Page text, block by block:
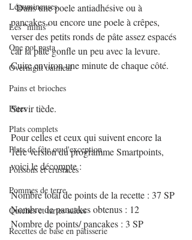
Légumineuses
Les "minis"
One pot pasta
Overnight oatmeal
Pains et brioches
Pâtes
Plats complets
Plats de fête ou d'exception
Poissons et crustacés
Pommes de terre
Quiches et tartes salées
Recettes de base en pâtisserie
- Dans une poele antiadhésive ou à
pancakes ou encore une poele à crêpes,
verser des petits ronds de pâte assez espacés
car la pâte gonfle un peu avec la levure.
Cuire environ une minute de chaque côté.
Servir tiède.
Pour celles et ceux qui suivent encore la
1ère version du programme Smartpoints,
voici le décompte :
Nombre total de points de la recette : 37 SP
Nombre de pancakes obtenus : 12
Nombre de points/ pancakes : 3 SP